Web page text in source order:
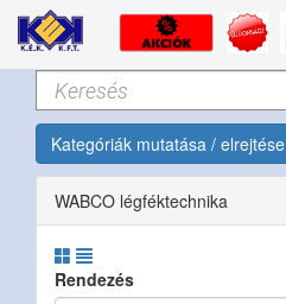
Kategóriák mutatása / elrejtése
WABCO légféktechnika
Rendezés